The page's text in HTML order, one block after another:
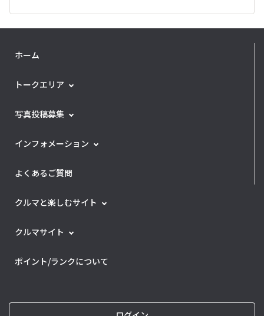
ホーム
トークエリア
写真投稿募集
インフォメーション
よくあるご質問
クルマと楽しむサイト
クルマサイト
ポイント/ランクについて